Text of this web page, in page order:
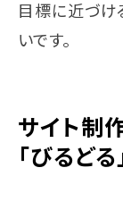
目標に近づけ
いです。
サイト制
「びるどる